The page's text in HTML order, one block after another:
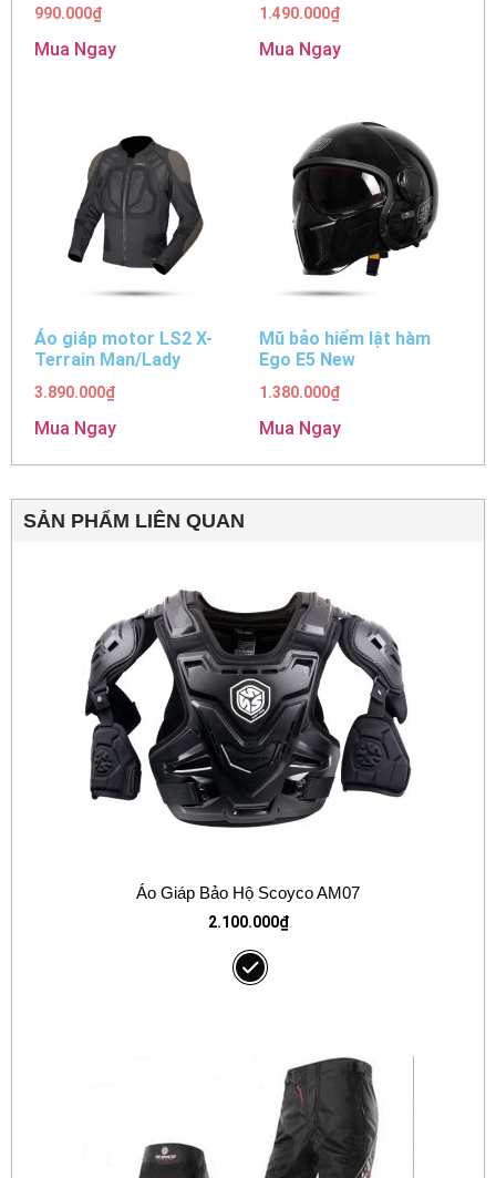
990.000₫
Mua Ngay
1.490.000₫
Mua Ngay
Áo giáp motor LS2 X-
Terrain Man/Lady
3.890.000₫
Mua Ngay
Mũ bảo hiểm lật hàm
Ego E5 New
1.380.000₫
Mua Ngay
SẢN PHẨM LIÊN QUAN
Áo Giáp Bảo Hộ Scoyco AM07
2.100.000₫